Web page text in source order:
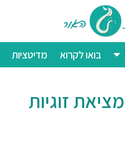
בואו לקרוא מדיטציות
מציאת זוגיות